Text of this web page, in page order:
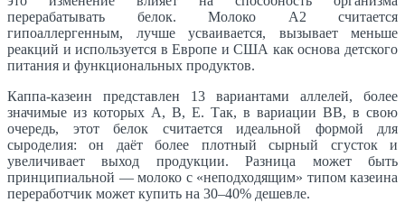
перерабатывать белок. Молоко A2 считается
гипоаллергенным, лучше усваивается, вызывает меньше
реакций и используется в Европе и США как основа детского
питания и функциональных продуктов.
Каппа-казеин представлен 13 вариантами аллелей, более
значимые из которых А, В, Е. Так, в вариации BB, в свою
очередь, этот белок считается идеальной формой для
сыроделия: он даёт более плотный сырный сгусток и
увеличивает выход продукции. Разница может быть
принципиальной — молоко с «неподходящим» типом казеина
переработчик может купить на 30–40% дешевле.